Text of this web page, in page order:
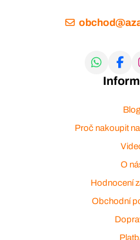
Blog
Proč nakoupit
O
Hodnocení
Obchodní